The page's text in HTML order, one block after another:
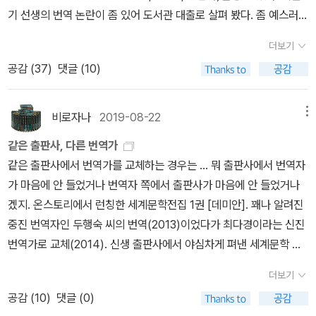
다. 《격정 세계》에 나오는 인물들은 책이 없으면 살 수 없는 독자들이
다. 이들에게 책은 공기요, 밥이요, 사랑이다. 《격정 세계》에 나오는
독자들은 ‘비둘기’라는 이름의 북클럽의 정규 회원이다. ‘비둘기’ 모임
소설 속 독자들은 유독 문학을 좋아한다. 이 소설에서 가장 눈에 띄는
인물은 한마(寒馬)다. 한마는 자신보다 책을 엄청나게 좋아하는 샤
오쌍(小桑)을 만나면서부터 소설에 흥미를 느끼기 시작한다. 샤오쌍
의 소개로 ‘비둘기’ 모임에 참석한 이후부터 한마는 ‘읽는 인간’에서
‘글 쓰는 인간’으로 성장한다. 한마는 작가가 되기로 결심한다. 《격정
세계》는 독서와 글쓰기를 예찬하는 소설이다. 진심으로 책을 사랑하
는 독자는 글쓰기도 좋아한다. 글을 쓰는 모든 독자는 작가가 될 수 없
다. 하지만 천쉐는 이 세상에 글 쓰는 독자들이 많을수록 좋다고 말한
쓰기의 장점을 강조한다. “우린 진심으로 사랑에 휩쓸리고자 하지.
우리가 읽기와 쓰기를 갈망하는 것처럼. 사랑의 결과는 예측할 수 없
더보기
공감 (37) 댓글 (10)
비로자나 2019-08-22
같은 출판사, 다른 번역가
같은 출판사에서 번역가를 교체하는 경우는 ... 뭐 출판사에서 번역자
가 마음에 안 들었거나 번역자 쪽에서 출판사가 마음에 안 들었거나
겠지. 온스토리에서 런칭한 세계문학전집 1권 [데미안]. 꽤나 알려진
중진 번역자인 두행숙 씨의 번역(2013)이었다가 최다경이라는 신진
번역가로 교체(2014). 신생 출판사에서 야심차게 펴낸 세계문학 시
흥미롭게도 두행숙 번역본이 또 ... 2005년에 다른 곳에서 나왔다가
2010년에 부북스에서 발간되었던 [젊은 베르테르의 슬픔]. 이후 20
더보기
공감 (10) 댓글 (0)